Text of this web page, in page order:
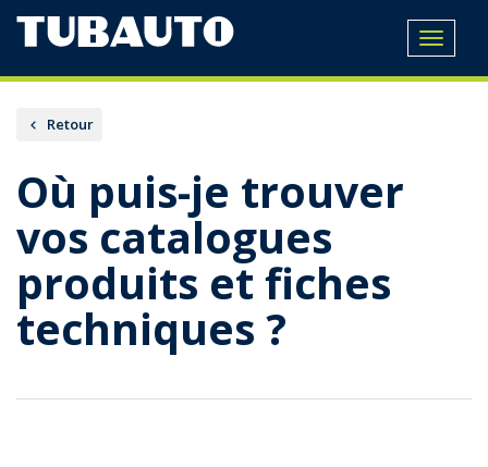
Toggle
Retour
Où puis-je trouver
vos catalogues
produits et fiches
techniques ?